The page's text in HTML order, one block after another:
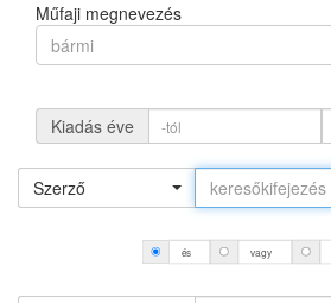
Műfaji megnevezés
bármi
Kiadás éve
Szerző
és vagy